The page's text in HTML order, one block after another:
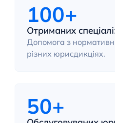
100+
Отриманих
Допомога з
різних юрисдикціях.
50+